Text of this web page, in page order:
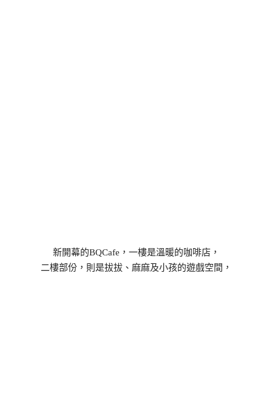
新開幕的BQCafe，一樓是溫暖的咖啡店，
二樓部份，則是拔拔、麻麻及小孩的遊戲空間，